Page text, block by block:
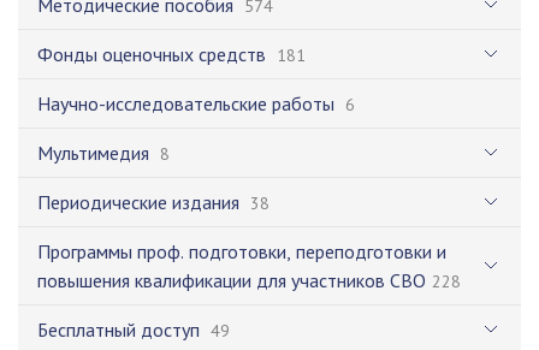
Методические пособия 574
Фонды оценочных средств 181
Научно-исследовательские работы 6
Мультимедия 8
Периодические издания 38
Программы проф. подготовки, переподготовки и
повышения квалификации для участников СВО 228
Бесплатный доступ 49